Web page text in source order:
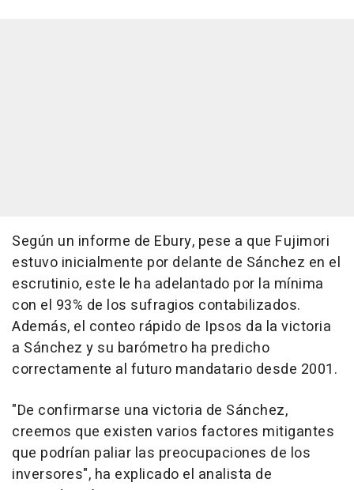
Según un informe de Ebury, pese a que Fujimori
estuvo inicialmente por delante de Sánchez en el
escrutinio, este le ha adelantado por la mínima
con el 93% de los sufragios contabilizados.
Además, el conteo rápido de Ipsos da la victoria
a Sánchez y su barómetro ha predicho
correctamente al futuro mandatario desde 2001.
"De confirmarse una victoria de Sánchez,
creemos que existen varios factores mitigantes
que podrían paliar las preocupaciones de los
inversores", ha explicado el analista de